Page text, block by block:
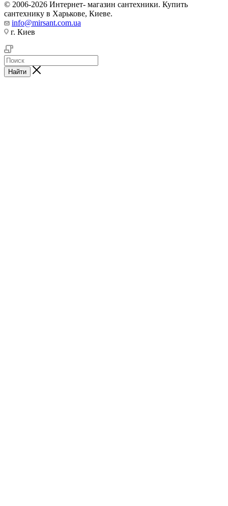
© 2006-2026 Интернет- магазин сантехники. Купить
сантехнику в Харькове, Киеве.
info@mirsant.com.ua
г. Киев
Найти